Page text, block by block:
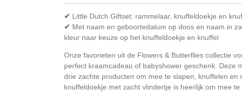
✔ Little Dutch Giftset: rammelaar, knuffeldoekje en
✔ Met naam en geboortedatum op doos en naam in
kleur naar keuze op het knuffeldoekje en knuffel
Onze favorieten uit de Flowers & Butterflies collectie
perfect kraamcadeau of babyshower geschenk. Deze
drie zachte producten om mee te slapen, knuffelen en
knuffeldoekje met zacht vlindertje is heerlijk om mee